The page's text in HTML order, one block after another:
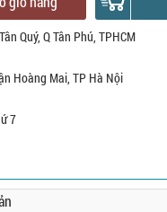
Quý, Q Tân Phú, TPHCM
Hoàng Mai, TP Hà Nội
7